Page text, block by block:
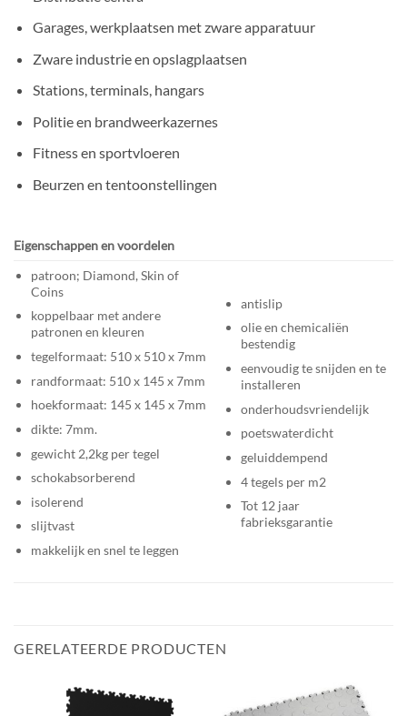
Garages, werkplaatsen met zware apparatuur
Zware industrie en opslagplaatsen
Stations, terminals, hangars
Politie en brandweerkazernes
Fitness en sportvloeren
Beurzen en tentoonstellingen
Eigenschappen en voordelen
patroon; Diamond, Skin of
Coins
koppelbaar met andere
patronen en kleuren
tegelformaat: 510 x 510 x 7mm
randformaat: 510 x 145 x 7mm
hoekformaat: 145 x 145 x 7mm
dikte: 7mm.
gewicht 2,2kg per tegel
schokabsorberend
isolerend
slijtvast
makkelijk en snel te leggen
antislip
olie en chemicaliën
bestendig
eenvoudig te snijden en te
installeren
onderhoudsvriendelijk
poetswaterdicht
geluiddempend
4 tegels per m2
Tot 12 jaar
fabrieksgarantie
GERELATEERDE PRODUCTEN